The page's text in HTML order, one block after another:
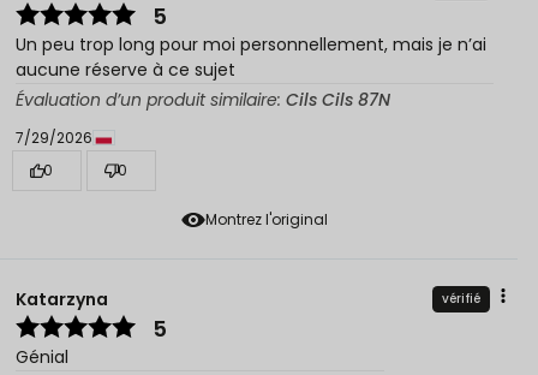
Montrez l'original
5
Un peu trop long pour moi personnellement, mais je n’ai
aucune réserve à ce sujet
Évaluation d’un produit similaire: Cils Cils 87N
7/29/2026
0
0
Katarzyna vérifié
5
Génial